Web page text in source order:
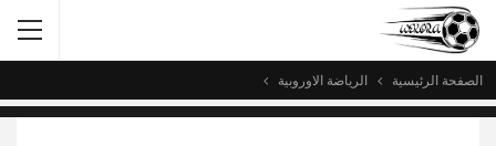
الصفحة الرئيسية الرياضة الاوروبية